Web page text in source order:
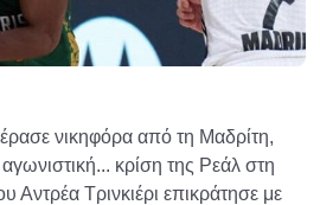
νικηφόρα από τη Μαδρίτη,
κρίση της Ρεάλ στη
Τρινκιέρι επικράτησε με